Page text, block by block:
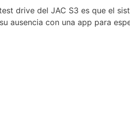
drive del JAC S3 es que el
ausencia con una app para